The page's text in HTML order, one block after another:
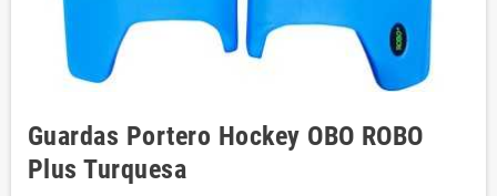
Guardas Portero Hockey OBO ROBO
Plus Turquesa